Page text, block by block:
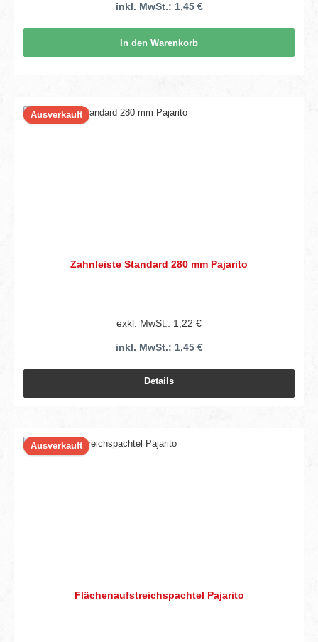
inkl. MwSt.: 1,45 €
In den Warenkorb
Ausverkauft
Zahnleiste Standard 280 mm Pajarito
exkl. MwSt.: 1,22 €
inkl. MwSt.: 1,45 €
Details
Ausverkauft
Flächenaufstreichspachtel Pajarito